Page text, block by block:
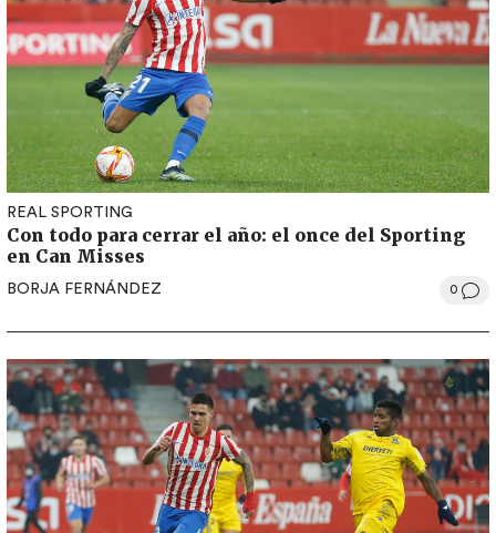
REAL SPORTING
Con todo para cerrar el año: el once del Sporting
en Can Misses
BORJA FERNÁNDEZ 0